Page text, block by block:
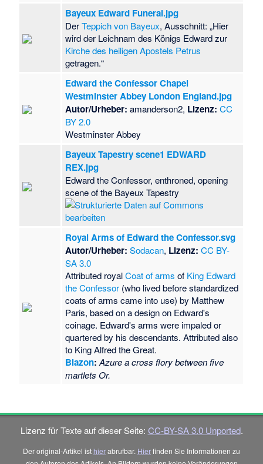
Bayeux Edward Funeral.jpg
DerTeppich von Bayeux, Ausschnitt: „Hier
wird der Leichnam des Königs Edward zur
Kirche des heiligen Apostels Petrus
getragen.“
Edward the Confessor Chapel
Westminster Abbey London England.jpg
Autor/Urheber: amanderson2, Lizenz: CC
BY 2.0
Westminster Abbey
Bayeux Tapestry scene1 EDWARD
REX.jpg
Edward the Confessor, enthroned, opening
scene of the Bayeux Tapestry
Royal Arms of Edward the Confessor.svg
Autor/Urheber: Sodacan, Lizenz: CC BY-
SA 3.0
Attributed royalCoat of arms of King Edward
the Confessor (who lived before standardized
coats of arms came into use) by Matthew
Paris, based on a design on Edward's
coinage. Edward's arms were impaled or
quartered by his descendants. Attributed also
to King Alfred the Great.
Blazon: Azure a cross flory between five
martlets Or.
Lizenz für Texte auf dieser Seite: CC-BY-SA 3.0 Unported.
Der original-Artikel ist hierabrufbar. Hierfinden Sie Informationen zu